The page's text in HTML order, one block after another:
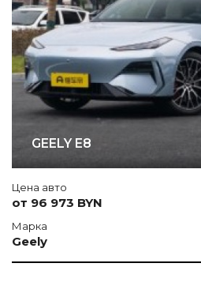
GEELY E8
Цена авто
от 96 973 BYN
Марка
Geely